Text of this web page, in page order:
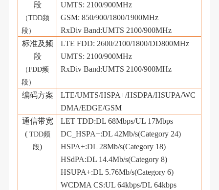
段
（TDD频
段）
UMTS: 2100/900MHz
GSM: 850/900/1800/1900MHz
RxDiv Band:UMTS 2100/900MHz
标准及频
段
（FDD频
段）
LTE FDD: 2600/2100/1800/DD800MHz
UMTS: 2100/900MHz
RxDiv Band:UMTS 2100/900MHz
编码方案
LTE/UMTS/HSPA+/HSDPA/HSUPA/WC
DMA/EDGE/GSM
通信带宽
( TDD频
段)
LET TDD:DL 68Mbps/UL 17Mbps
DC_HSPA+:DL 42Mb/s(Category 24)
HSPA+:DL 28Mb/s(Category 18)
HSdPA:DL 14.4Mb/s(Category 8)
HSUPA+:DL 5.76Mb/s(Category 6)
WCDMA CS:UL 64kbps/DL 64kbps